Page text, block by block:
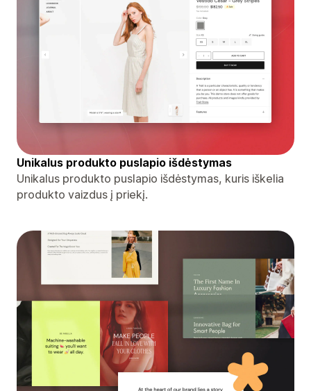
Unikalus produkto puslapio išdėstymas
Unikalus produkto puslapio išdėstymas, kuris iškelia
produkto vaizdus į priekį.